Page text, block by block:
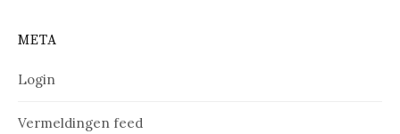
META
Login
Vermeldingen feed